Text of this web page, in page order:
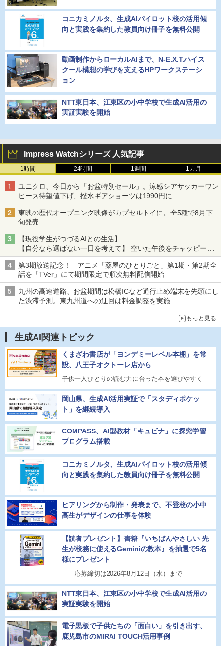
コニカミノルタ、生成AIパイロット校の活用傾
向と実践を集約した教員向け冊子を無料公開
動画制作からローカルAIまで、N-E.X.T.ハイス
クール構想の学びを支えるHPワークステーシ
ョン
NTT東日本、江東区の小中学校で生成AI活用の
実証実験を開始
Impress Watchシリーズ 人気記事
1時間 24時間 1週間 1カ月
ユニクロ、今日から「お盆特別セール」。涼感シアサッカーワン
ピース待望値下げ、撥水ギアショーツは1990円に
東映の歴代オープニング映像がカプセルトイに。全5種で8月下
旬発売
【現役学生がつづるAIとの生活】
【自分なら選ばない一日を考えて】 空いた午後をチャッピーに
捧げたら、思わぬ絶景に出会った話
第3期放送記念！ アニメ「薬屋のひとりごと」第1期・第2期全
話を「TVer」にて期間限定で順次無料配信開始
九州の高速道路、お盆期間は松橋ICなど通行止め端末を先頭にし
た渋滞予測。東九州道への迂回は料金調整を実施
もっと見る
生成AI関連トピック
くまざわ書店が「ヨンデミーレベル本棚」を常
設、八王子オクトーレ店から
子供一人ひとりの読む力に合った本を選びやすく
岡山県、生成AI活用実証で「スタディポケッ
ト」を継続導入
COMPASS、AI型教材「キュビナ」に探究学習
プログラム搭載
コニカミノルタ、生成AIパイロット校の活用傾
向と実践を集約した教員向け冊子を無料公開
ヒアリングから制作・発表まで、不登校の小中
高生がデザインの仕事を体験
【読者プレゼント】書籍『いちばんやさしい 先
生が校務に使えるGeminiの教本』を抽選で5名
様にプレゼント
――応募締切は2026年8月12日（水）まで
NTT東日本、江東区の小中学校で生成AI活用の
実証実験を開始
電子黒板で子供たちの「面白い」を引き出す、
鹿児島市のMIRAI TOUCH活用事例